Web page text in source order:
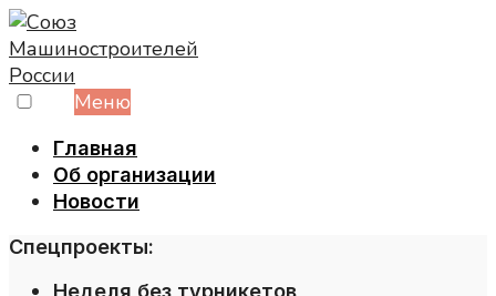
Skip
to
content
Меню
Главная
Об организации
Новости
Спецпроекты:
Неделя без турникетов